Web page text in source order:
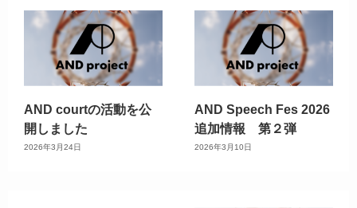
AND courtの活動を公
開しました
2026年3月24日
AND Speech Fes 2026
追加情報 第２弾
2026年3月10日